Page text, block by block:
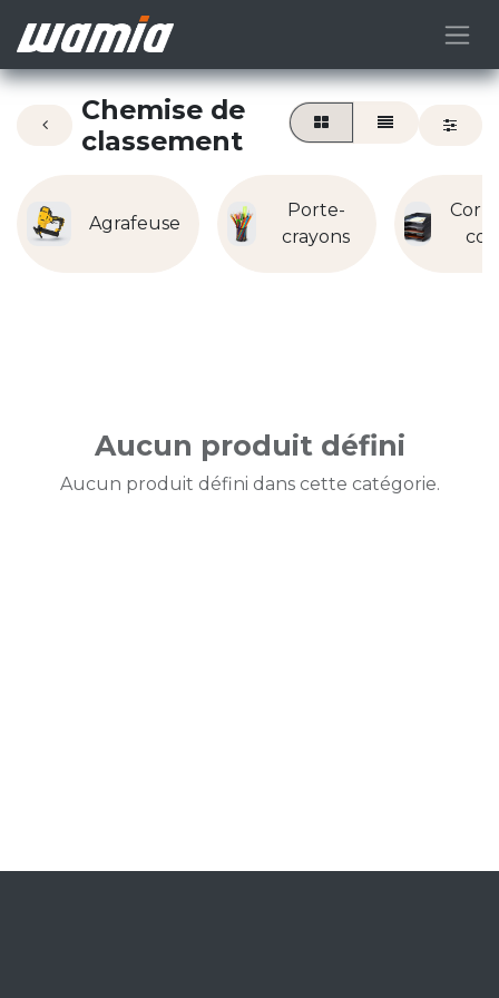
Chemise de
classement
Agrafeuse
Porte-
crayons
Aucun produit défini
Aucun produit défini dans cette catégorie.